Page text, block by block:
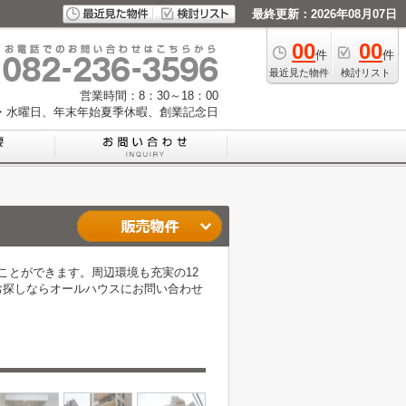
最終更新：2026年08月07日
00件
最近見た物件
00件
検討リスト
営業時間：8：30～18：00
曜日、年末年始夏季休暇、創業記念日
とができます。周辺環境も充実の12
しならオールハウスにお問い合わせ